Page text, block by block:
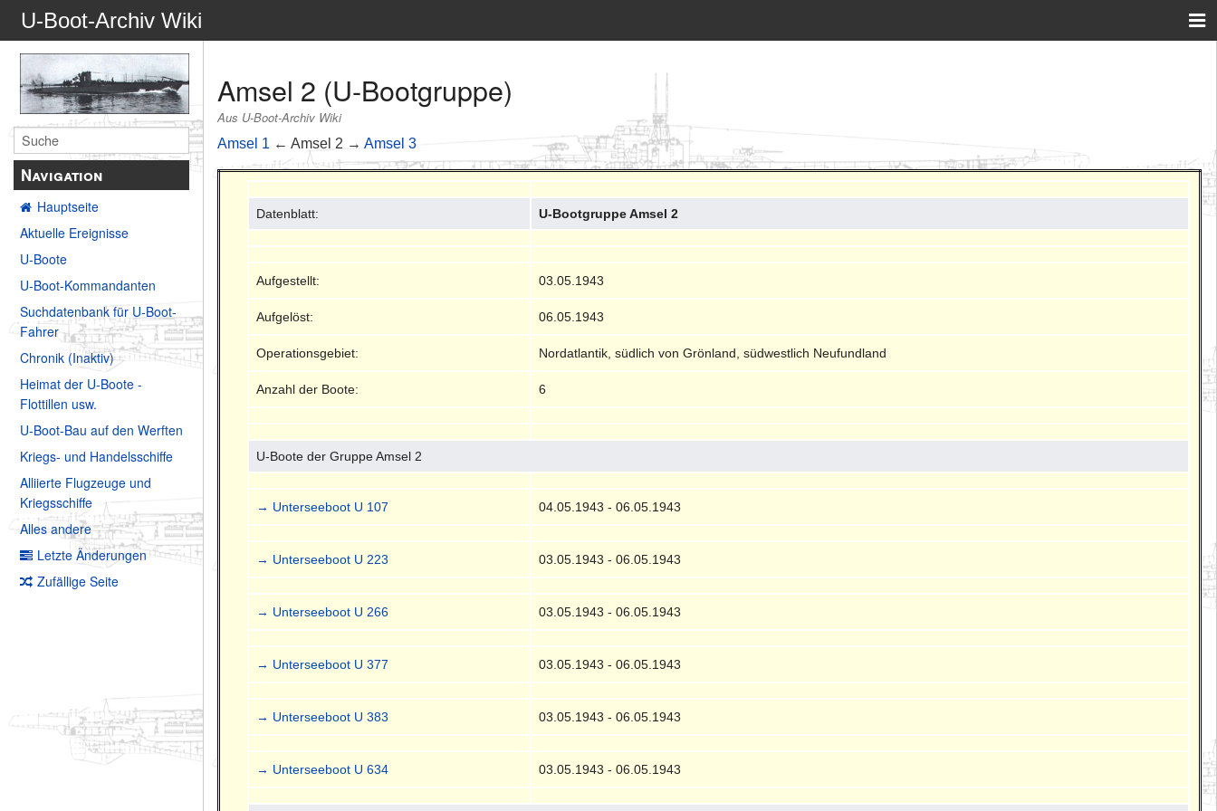
U-Boot-Archiv Wiki
Navigation
Hauptseite
Aktuelle Ereignisse
U-Boote
U-Boot-Kommandanten
Suchdatenbank für U-Boot-
Fahrer
Chronik (Inaktiv)
Heimat der U-Boote -
Flottillen usw.
U-Boot-Bau auf den Werften
Kriegs- und Handelsschiffe
Alliierte Flugzeuge und
Kriegsschiffe
Alles andere
Letzte Änderungen
Zufällige Seite
Amsel 2 (U-Bootgruppe)
Aus U-Boot-Archiv Wiki
Amsel 1 ← Amsel 2 →Amsel 3
Datenblatt: U-Bootgruppe Amsel 2
Aufgestellt: 03.05.1943
Aufgelöst: 06.05.1943
Operationsgebiet: Nordatlantik, südlich von Grönland, südwestlich Neufundland
Anzahl der Boote: 6
U-Boote der Gruppe Amsel 2
→ Unterseeboot U 107 04.05.1943 - 06.05.1943
→ Unterseeboot U 223 03.05.1943 - 06.05.1943
→ Unterseeboot U 266 03.05.1943 - 06.05.1943
→ Unterseeboot U 377 03.05.1943 - 06.05.1943
→ Unterseeboot U 383 03.05.1943 - 06.05.1943
→ Unterseeboot U 634 03.05.1943 - 06.05.1943